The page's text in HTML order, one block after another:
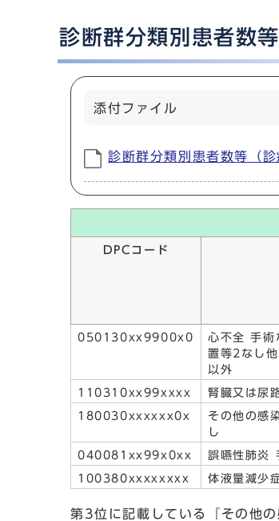
診断群分類別患者数
添付ファイル
診断群分類別患者数等（
DPCコード
050130xx9900x0
心不全 手術
置等2なし
以外
110310xx99xxxx 腎臓又は尿
180030xxxxxx0x
その他の感
し
040081xx99x0xx 誤嚥性肺炎
100380xxxxxxxx 体液量減少
第3位に記載している『その他